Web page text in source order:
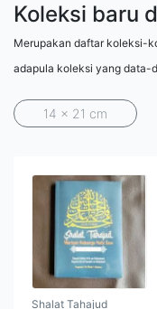
Koleksi baru
Merupakan daftar koleksi-
adapula koleksi yang data-
14 x 21 cm
Shalat Tahajud